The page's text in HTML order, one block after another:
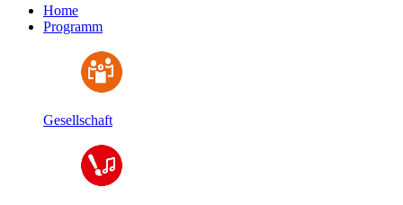
Home
Programm
Gesellschaft